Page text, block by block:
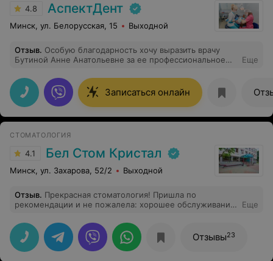
4.8 АспектДент
Минск, ул. Белорусская, 15 Выходной
Отзыв. Особую благодарность хочу выразить врачу
Бутиной Анне Анатольевне за ее профессиональное
Пробовали лечиться в других клиниках, но никак не
получалось: ребенок капризничал, не хотел открывать
рот. И только Анна Анатольевна смогла найти подход к
ребенку. Наконец-то мы нашли своего доктора.
Искренне благодарны.
Еще
Записаться онлайн
СТОМАТОЛОГИЯ
4.1 Бел Стом Кристал
Минск, ул. Захарова, 52/2 Выходной
Отзыв. Прекрасная стоматология! Пришла по
рекомендации и не пожалела: хорошее обслуживание,
грамотные специалисты! Рекомендую!
Еще
Отзывы23